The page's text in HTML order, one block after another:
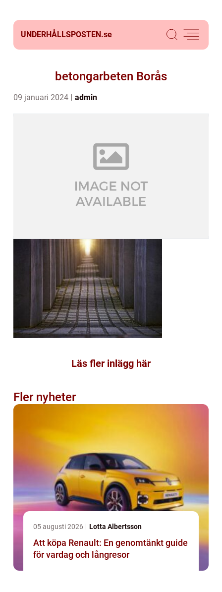
UNDERHÅLLSPOSTEN.se
betongarbeten Borås
09 januari 2024 admin
Läs fler inlägg här
Fler nyheter
05 augusti 2026 Lotta Albertsson
Att köpa Renault: En genomtänkt guide
för vardag och långresor